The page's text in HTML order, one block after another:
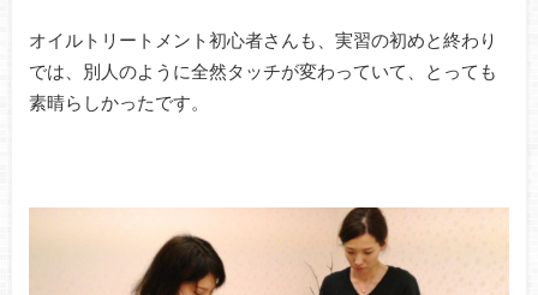
オイルトリートメント初心者さんも、実習の初めと終わり
では、別人のように全然タッチが変わっていて、とっても
素晴らしかったです。